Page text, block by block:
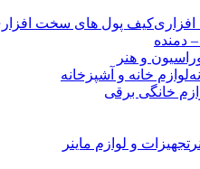
کیف پول های سخت
دمنده
و هنر
لوازم خانه و آشپزخانه
خانگی برقی
تجهیزات و لوازم ماینر